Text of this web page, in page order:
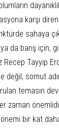
karşı
sahaya
da barış için,
Tayyip
somut
temasın
zaman
bir kat